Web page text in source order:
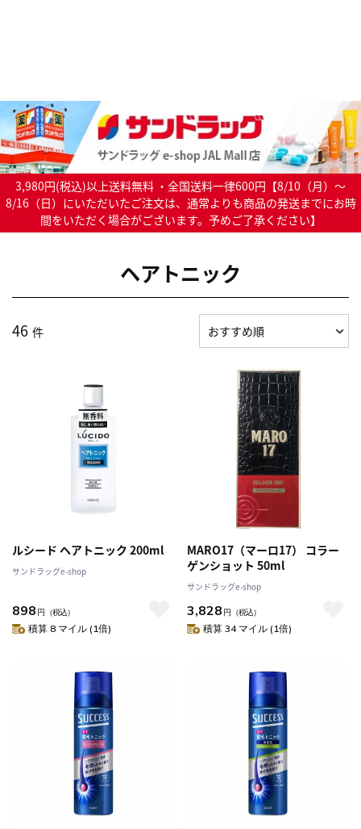
3,980円(税込)以上送料無料 ・全国送料一律600円【8/10（月）～
8/16（日）にいただいたご注文は、通常よりも商品の発送までにお時
間をいただく場合がございます。予めご了承ください】
ヘアトニック
46 件
ルシード ヘアトニック 200ml
サンドラッグe-shop
898 円 （税込）
積算 8 マイル (1倍)
MARO17（マーロ17） コラー
ゲンショット 50ml
サンドラッグe-shop
3,828 円 （税込）
積算 34 マイル (1倍)